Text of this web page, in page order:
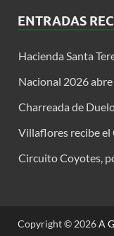
ENTRADAS
Hacienda Santa
Nacional 2026 abre
Charreada de
Villaflores recibe el
Circuito Coyotes,
Copyright © 2026A